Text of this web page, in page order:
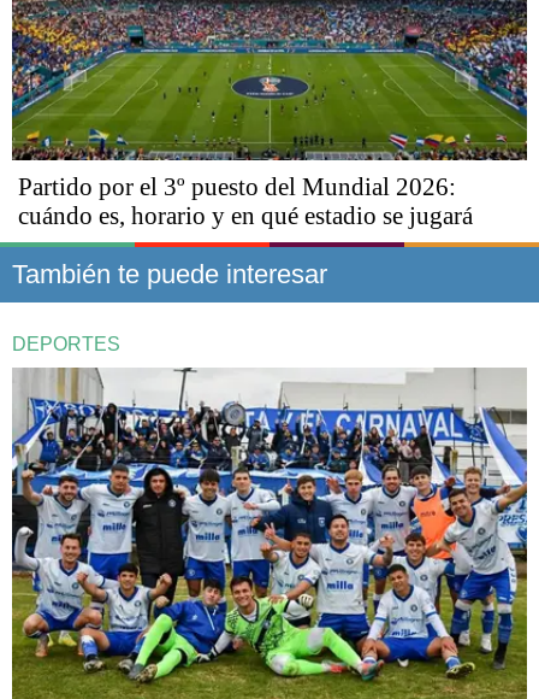
Partido por el 3º puesto del Mundial 2026:
cuándo es, horario y en qué estadio se jugará
También te puede interesar
DEPORTES